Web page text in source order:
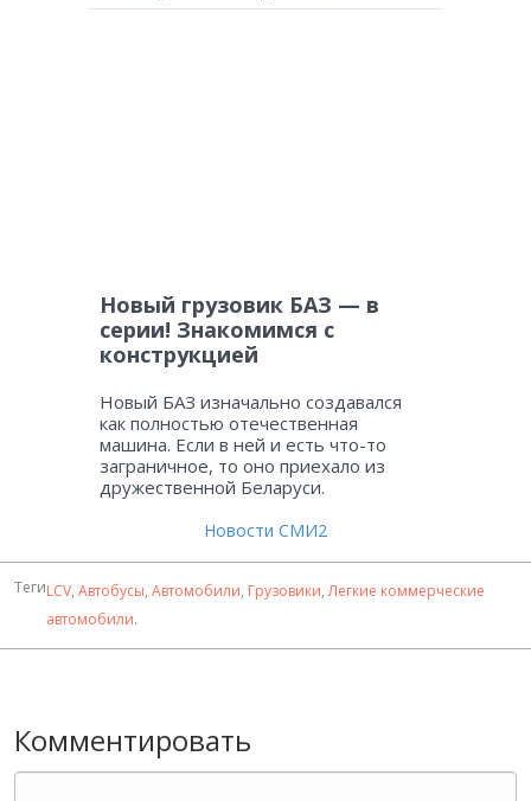
Новый грузовик БАЗ — в
серии! Знакомимся с
конструкцией
Новый БАЗ изначально создавался
как полностью отечественная
машина. Если в ней и есть что-то
заграничное, то оно приехало из
дружественной Беларуси.
Новости СМИ2
ТегиLCV, Автобусы, Автомобили, Грузовики,Легкие коммерческие
автомобили.
Комментировать